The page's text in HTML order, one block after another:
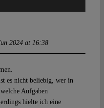
2024 at 16:38
es nicht beliebig, wer in
Aufgaben
hielte ich eine